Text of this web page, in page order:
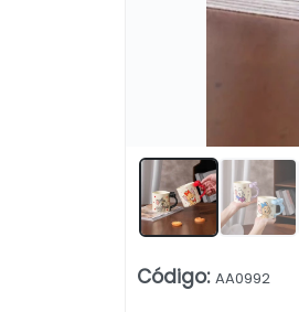
Código: AA0992
Lista vacía